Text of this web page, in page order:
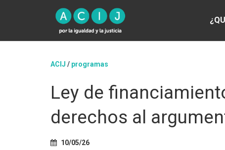
ACIJ / programas
Ley de
derechos al
10/05/26